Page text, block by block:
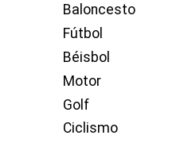
Baloncesto
Fútbol
Béisbol
Motor
Golf
Ciclismo